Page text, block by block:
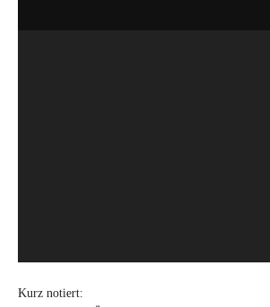
Kurz notiert: